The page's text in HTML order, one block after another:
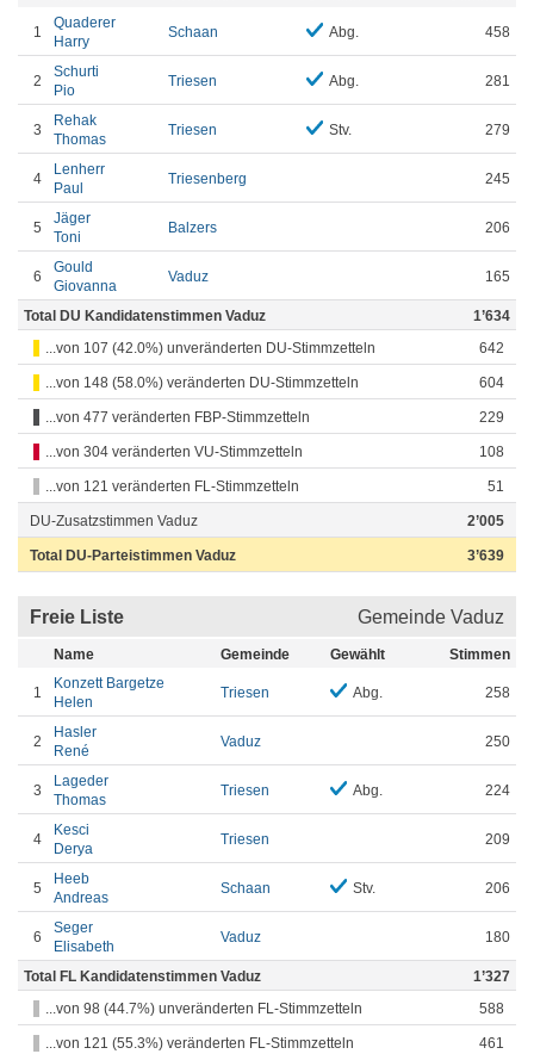
1
Quaderer
Harry
Schaan Abg. 458
2
Schurti
Pio
Triesen Abg. 281
3
Rehak
Thomas
Triesen Stv. 279
4
Lenherr
Paul
Triesenberg 245
5
Jäger
Toni
Balzers 206
6
Gould
Giovanna
Vaduz 165
Total DU Kandidatenstimmen Vaduz
1’634
...von 107 (42.0%) unveränderten DU-Stimmzetteln
642
...von 148 (58.0%) veränderten DU-Stimmzetteln 604
...von 477 veränderten FBP-Stimmzetteln 229
...von 304 veränderten VU-Stimmzetteln 108
...von 121 veränderten FL-Stimmzetteln 51
DU-Zusatzstimmen Vaduz 2’005
Total DU-Parteistimmen Vaduz 3’639
Freie Liste Gemeinde Vaduz
Name Gemeinde Gewählt Stimmen
1
Konzett Bargetze
Helen
Triesen Abg. 258
2
Hasler
René
Vaduz 250
3
Lageder
Thomas
Triesen Abg. 224
4
Kesci
Derya
Triesen 209
5
Heeb
Andreas
Schaan Stv. 206
6
Seger
Elisabeth
Vaduz 180
Total FL Kandidatenstimmen Vaduz
1’327
...von 98 (44.7%) unveränderten FL-Stimmzetteln
588
...von 121 (55.3%) veränderten FL-Stimmzetteln 461